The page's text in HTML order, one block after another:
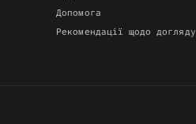
Допомога
Рекомендації щодо догляду